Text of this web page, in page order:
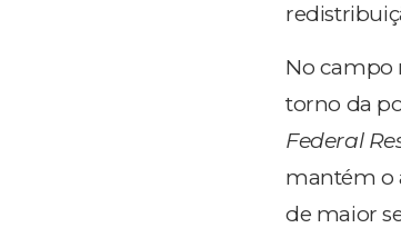
No campo
torno da
Federal
mantém o
de maior